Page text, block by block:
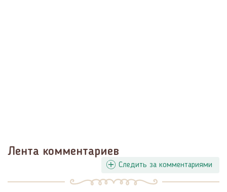
Лента комментариев
Следить за комментариями